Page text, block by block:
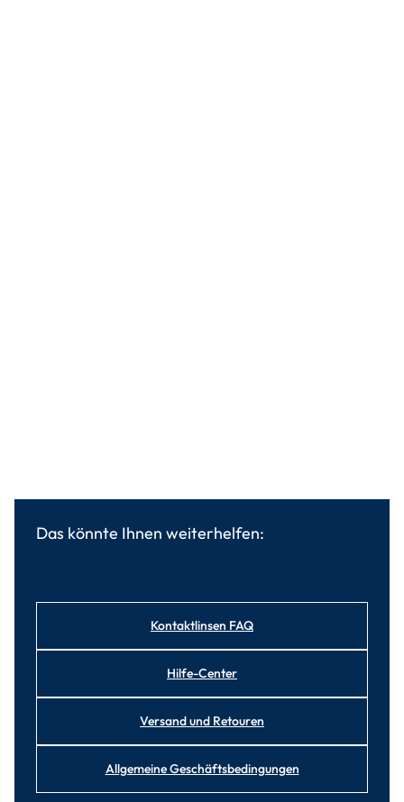
Das könnte Ihnen weiterhelfen:
Kontaktlinsen FAQ
Hilfe-Center
Versand und Retouren
Allgemeine Geschäftsbedingungen